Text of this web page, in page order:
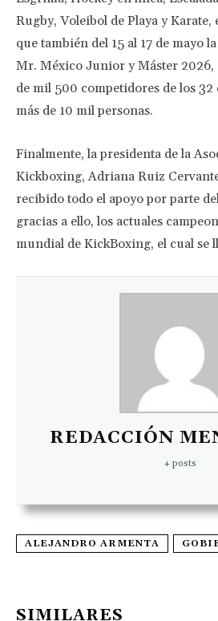
Rugby, Voleibol de Playa y
que también del 15 al 17 de mayo
Mr. México Junior y Máster
de mil 500 competidores de los 32
más de 10 mil personas.
Finalmente, la presidenta de la
Kickboxing, Adriana Ruiz
recibido todo el apoyo por parte
gracias a ello, los actuales
mundial de KickBoxing, el cual se
REDACCIÓN
+ posts
ALEJANDRO ARMENTA
SIMILARES